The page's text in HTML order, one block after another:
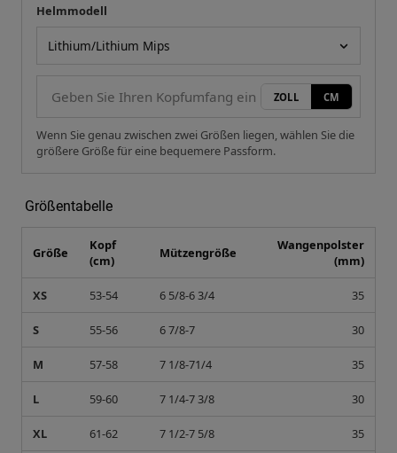
Ihre Messung
Helmmodell
ZOLL CM
Wenn Sie genau zwischen zwei Größen liegen, wählen Sie die
größere Größe für eine bequemere Passform.
Größentabelle
Größe
Kopf
(cm)
Mützengröße
Wangenpolster
(mm)
XS 53-54 6 5/8-6 3/4 35
S 55-56 6 7/8-7 30
M 57-58 7 1/8-71/4 35
L 59-60 7 1/4-7 3/8 30
XL 61-62 7 1/2-7 5/8 35